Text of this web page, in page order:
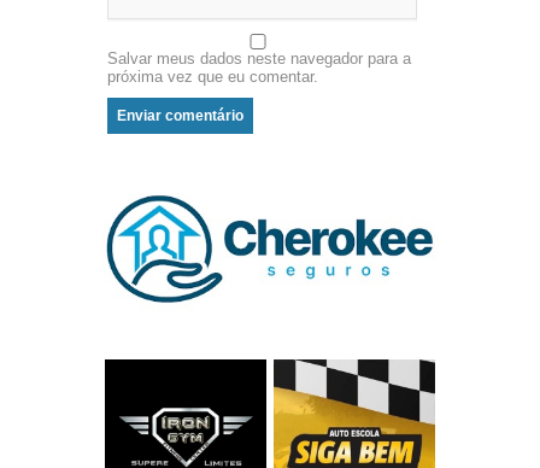
Salvar meus dados neste navegador para a
próxima vez que eu comentar.